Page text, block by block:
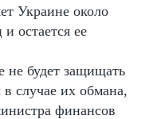
Украине около
остается ее
не будет защищать
случае их обмана,
финансов